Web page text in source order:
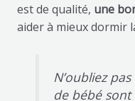
est de qualité, une
aider à mieux dormir
N’oubliez
de bébé